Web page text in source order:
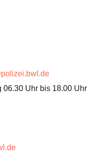
06.30 Uhr bis 18.00 Uhr